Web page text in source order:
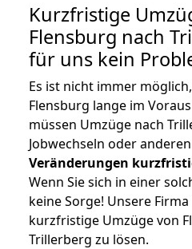
Kurzfristige
Flensburg nach
für uns kein
Es ist nicht immer
Flensburg lange im
müssen Umzüge nach
Jobwechseln oder
Veränderungen
Wenn Sie sich in einer
keine Sorge! Unsere
kurzfristige Umzüge von
Trillerberg zu lösen.